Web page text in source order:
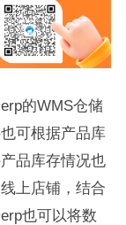
的WMS仓储
可根据产品库
品库存情况也
上店铺，结合
也可以将数